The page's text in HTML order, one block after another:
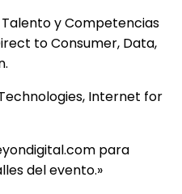
y Competencias
to Consumer, Data,
Internet for
para
del evento.»